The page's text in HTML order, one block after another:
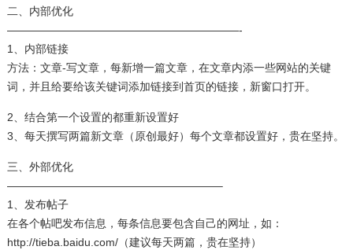
二、内部优化
—————————————————————-
1、内部链接
方法：文章-写文章，每新增一篇文章，在文章内添一些网站的关键
词，并且给要给该关键词添加链接到首页的链接，新窗口打开。
2、结合第一个设置的都重新设置好
3、每天撰写两篇新文章（原创最好）每个文章都设置好，贵在坚持。
三、外部优化
———————————————————–
1、发布帖子
在各个帖吧发布信息，每条信息要包含自己的网址，如：
http://tieba.baidu.com/（建议每天两篇，贵在坚持）